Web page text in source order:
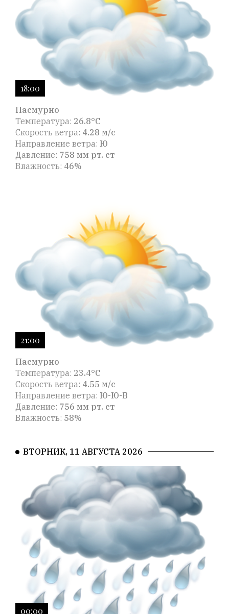
18:00
Пасмурно
Температура: 26.8°C
Скорость ветра: 4.28 м/с
Направление ветра: Ю
Давление: 758 мм рт. ст
Влажность: 46%
21:00
Пасмурно
Температура: 23.4°C
Скорость ветра: 4.55 м/с
Направление ветра: Ю-Ю-В
Давление: 756 мм рт. ст
Влажность: 58%
ВТОРНИК, 11 АВГУСТА 2026
00:00